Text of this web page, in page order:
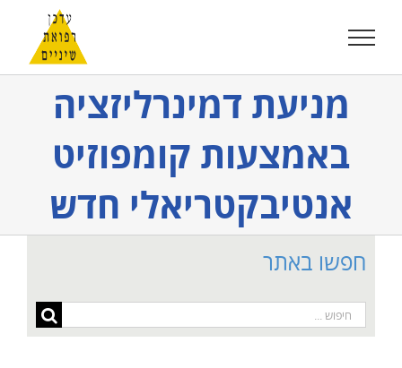
לתוכן
מניעת דמינרליזציה
באמצעות קומפוזיט
אנטיבקטריאלי חדש
חפשו באתר
חיפוש...